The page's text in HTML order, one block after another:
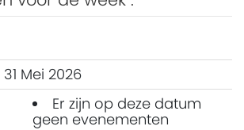
Mei 2026
Er zijn op deze datum
geen evenementen